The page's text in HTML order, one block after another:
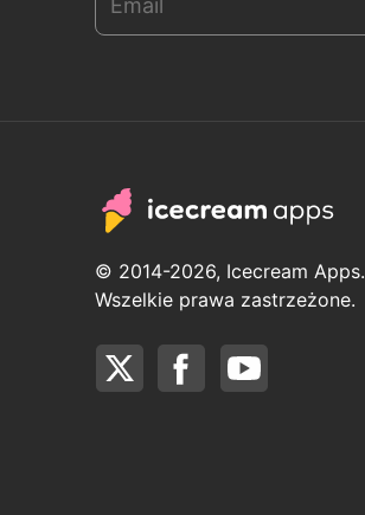
© 2014-2026, Icecream Apps.
Wszelkie prawa zastrzeżone.